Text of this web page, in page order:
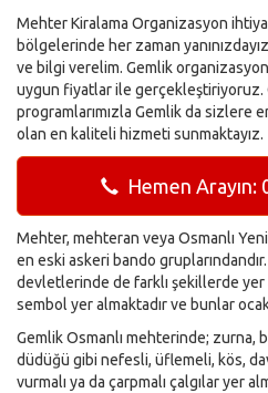
Mehter Kiralama Organizasyon
bölgelerinde her zaman
ve bilgi verelim. Gemlik
uygun fiyatlar ile
programlarımızla Gemlik da sizlere
olan en kaliteli hizmeti sunmaktayız.
Hemen Arayın:
Mehter, mehteran veya Osmanlı
en eski askeri bando
devletlerinde de farklı şekillerde yer
sembol yer almaktadır ve bunlar
Gemlik Osmanlı mehterinde; zurna,
düdüğü gibi nefesli, üflemeli, kös,
vurmalı ya da çarpmalı çalgılar yer